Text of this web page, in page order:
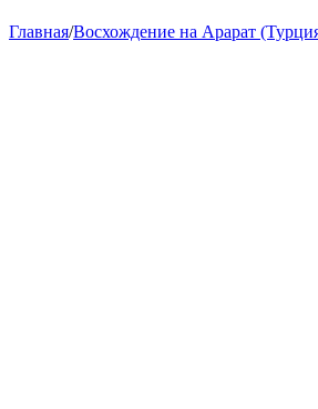
Главная/Восхождение на Арарат